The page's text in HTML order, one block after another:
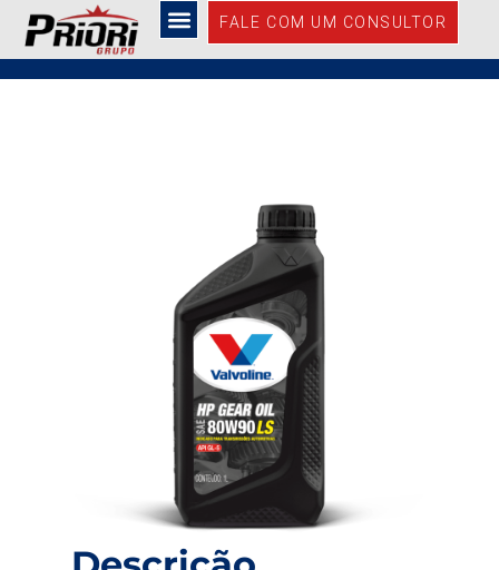
FALE COM UM CONSULTOR
80W90